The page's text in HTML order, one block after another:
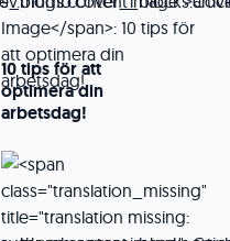
10 tips för att
optimera din
arbetsdag!